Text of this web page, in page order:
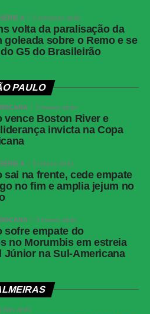
A 2 semanas atrás
volta da paralisação da
goleada sobre o Remo e se
G5 do Brasileirão
PAULO
2 meses atrás
vence Boston River e
invicta na Copa
A 3 meses atrás
sai na frente, cede empate
no fim e amplia jejum no
3 meses atrás
sofre empate do
no Morumbis em estreia
Júnior na Sul-Americana
dias atrás